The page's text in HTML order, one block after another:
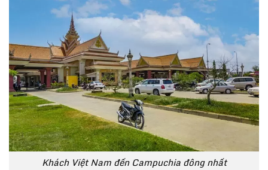
Khách Việt Nam đến Campuchia đông nhất